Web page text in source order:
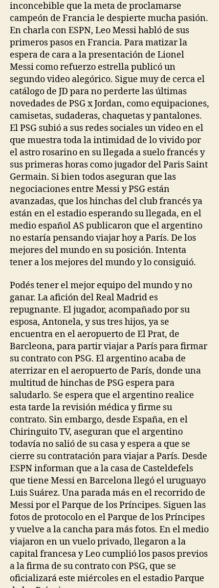
inconcebible que la meta de proclamarse
campeón de Francia le despierte mucha pasión.
En charla con ESPN, Leo Messi habló de sus
primeros pasos en Francia. Para matizar la
espera de cara a la presentación de Lionel
Messi como refuerzo estrella publicó un
segundo video alegórico. Sigue muy de cerca el
catálogo de JD para no perderte las últimas
novedades de PSG x Jordan, como equipaciones,
camisetas, sudaderas, chaquetas y pantalones.
El PSG subió a sus redes sociales un video en el
que muestra toda la intimidad de lo vivido por
el astro rosarino en su llegada a suelo francés y
sus primeras horas como jugador del Paris Saint
Germain. Si bien todos aseguran que las
negociaciones entre Messi y PSG están
avanzadas, que los hinchas del club francés ya
están en el estadio esperando su llegada, en el
medio español AS publicaron que el argentino
no estaría pensando viajar hoy a París. De los
mejores del mundo en su posición. Intenta
tener a los mejores del mundo y lo consiguió.
Podés tener el mejor equipo del mundo y no
ganar. La afición del Real Madrid es
repugnante. El jugador, acompañado por su
esposa, Antonela, y sus tres hijos, ya se
encuentra en el aeropuerto de El Prat, de
Barcleona, para partir viajar a París para firmar
su contrato con PSG. El argentino acaba de
aterrizar en el aeropuerto de París, donde una
multitud de hinchas de PSG espera para
saludarlo. Se espera que el argentino realice
esta tarde la revisión médica y firme su
contrato. Sin embargo, desde España, en el
Chiringuito TV, aseguran que el argentino
todavía no salió de su casa y espera a que se
cierre su contratación para viajar a París. Desde
ESPN informan que a la casa de Casteldefels
que tiene Messi en Barcelona llegó el uruguayo
Luis Suárez. Una parada más en el recorrido de
Messi por el Parque de los Príncipes. Siguen las
fotos de protocolo en el Parque de los Príncipes
y vuelve a la cancha para más fotos. En el medio
viajaron en un vuelo privado, llegaron a la
capital francesa y Leo cumplió los pasos previos
a la firma de su contrato con PSG, que se
oficializará este miércoles en el estadio Parque